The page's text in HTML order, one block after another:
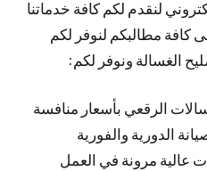
لنقدم لكم كافة خدماتنا
على كافة مطالبكم لنوفر لكم
الغسالة ونوفر لكم:
الرقعي بأسعار منافسة
الدورية والفورية
عالية مرونة في العمل